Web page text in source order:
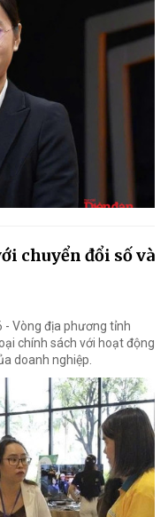
chuyển đổi số và
- Vòng địa phương tỉnh
chính sách với hoạt động
doanh nghiệp.